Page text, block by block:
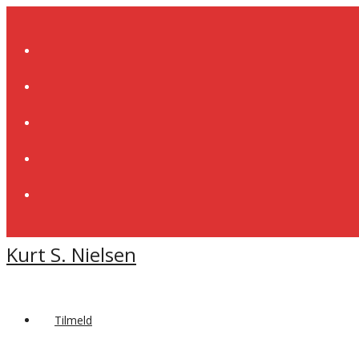
content
Kurt S. Nielsen
Tilmeld